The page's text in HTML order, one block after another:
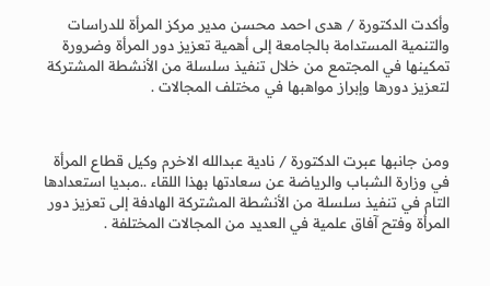
وأكدت الدكتورة / هدى احمد محسن مدير مركز المرأة للدراسات
والتنمية المستدامة بالجامعة إلى أهمية تعزيز دور المرأة وضرورة
تمكينها في المجتمع من خلال تنفيذ سلسلة من الأنشطة المشتركة
لتعزيز دورها وإبراز مواهبها في مختلف المجالات .
ومن جانبها عبرت الدكتورة / نادية عبدالله الاخرم وكيل قطاع المرأة
في وزارة الشباب والرياضة عن سعادتها بهذا اللقاء ..مبديا استعدادها
التام في تنفيذ سلسلة من الأنشطة المشتركة الهادفة إلى تعزيز دور
المرأة وفتح آفاق علمية في العديد من المجالات المختلفة .